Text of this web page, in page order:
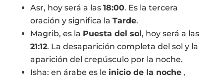
Asr, hoy será a las 18:00. Es la tercera
oración y significa la Tarde.
Magrib, es la Puesta del sol, hoy será a las
21:12. La desaparición completa del sol y la
aparición del crepúsculo por la noche.
Isha: en árabe es le inicio de la noche,